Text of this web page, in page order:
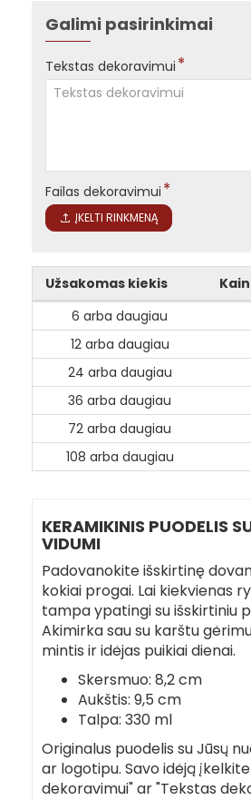
Galimi pasirinkimai
Tekstas dekoravimui
Failas dekoravimui
ĮKELTI RINKMENĄ
Užsakomas kiekis
6 arba daugiau
12 arba daugiau
24 arba daugiau
36 arba daugiau
72 arba daugiau
108 arba daugiau
KERAMIKINIS PUODELIS
VIDUMI
Padovanokite išskirtinę
kokiai progai. Lai kiekvienas
tampa ypatingi su išskirtiniu
Akimirka sau su karštu
mintis ir idėjas puikiai dienai.
Skersmuo: 8,2 cm
Aukštis: 9,5 cm
Talpa: 330 ml
Originalus puodelis su Jūsų
ar logotipu. Savo idėją
dekoravimui" ar "Tekstas